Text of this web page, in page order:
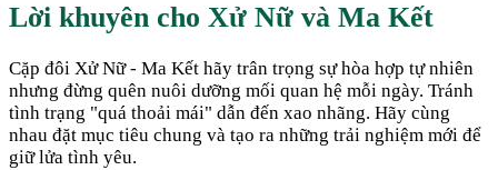
Lời khuyên cho Xử Nữ và Ma Kết
Cặp đôi Xử Nữ - Ma Kết hãy trân trọng sự hòa hợp tự nhiên
nhưng đừng quên nuôi dưỡng mối quan hệ mỗi ngày. Tránh
tình trạng "quá thoải mái" dẫn đến xao nhãng. Hãy cùng
nhau đặt mục tiêu chung và tạo ra những trải nghiệm mới để
giữ lửa tình yêu.